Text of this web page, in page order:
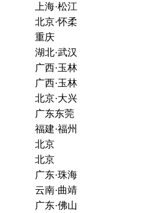
上海·松江
北京·怀柔
重庆
湖北·武汉
广西·玉林
广西·玉林
北京·大兴
广东东莞
福建·福州
北京
北京
广东·珠海
云南·曲靖
广东·佛山